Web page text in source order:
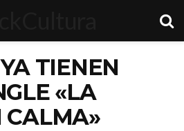
TIENEN
«LA
CALMA»